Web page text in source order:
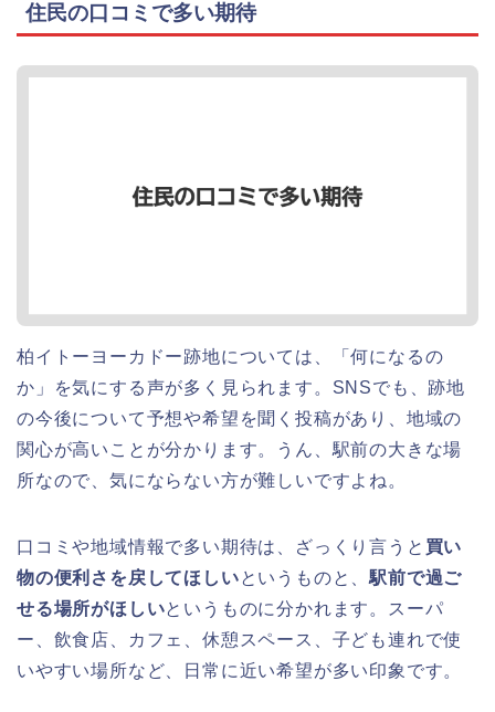
住民の口コミで多い期待
柏イトーヨーカドー跡地については、「何になるの
か」を気にする声が多く見られます。SNSでも、跡地
の今後について予想や希望を聞く投稿があり、地域の
関心が高いことが分かります。うん、駅前の大きな場
所なので、気にならない方が難しいですよね。
口コミや地域情報で多い期待は、ざっくり言うと 買い
物の便利さを戻してほしいというものと、駅前で過ご
せる場所がほしいというものに分かれます。スーパ
ー、飲食店、カフェ、休憩スペース、子ども連れで使
いやすい場所など、日常に近い希望が多い印象です。